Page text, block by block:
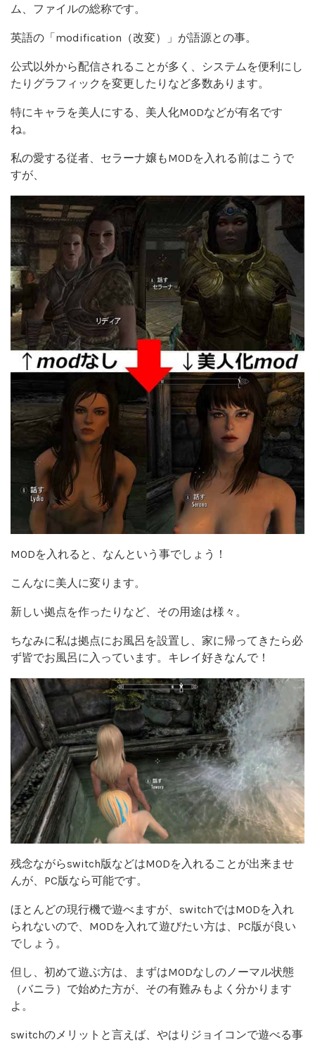
ム、ファイルの総称です。
英語の「modification（改変）」が語源との事。
公式以外から配信されることが多く、システムを便利にし
たりグラフィックを変更したりなど多数あります。
特にキャラを美人にする、美人化MODなどが有名です
ね。
私の愛する従者、セラーナ嬢もMODを入れる前はこうで
すが、
MODを入れると、なんという事でしょう！
こんなに美人に変ります。
新しい拠点を作ったりなど、その用途は様々。
ちなみに私は拠点にお風呂を設置し、家に帰ってきたら必
ず皆でお風呂に入っています。キレイ好きなんで！
残念ながらswitch版などはMODを入れることが出来ませ
んが、PC版なら可能です。
ほとんどの現行機で遊べますが、switchではMODを入れ
られないので、MODを入れて遊びたい方は、PC版が良い
でしょう。
但し、初めて遊ぶ方は、まずはMODなしのノーマル状態
（バニラ）で始めた方が、その有難みもよく分かります
よ。
switchのメリットと言えば、やはりジョイコンで遊べる事